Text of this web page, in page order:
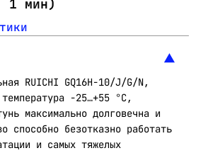
1 мин)
RUICHI GQ16H-10/J/G/N,
-25…+55 °C,
максимально долговечна и
способно безотказно работать
и самых тяжелых